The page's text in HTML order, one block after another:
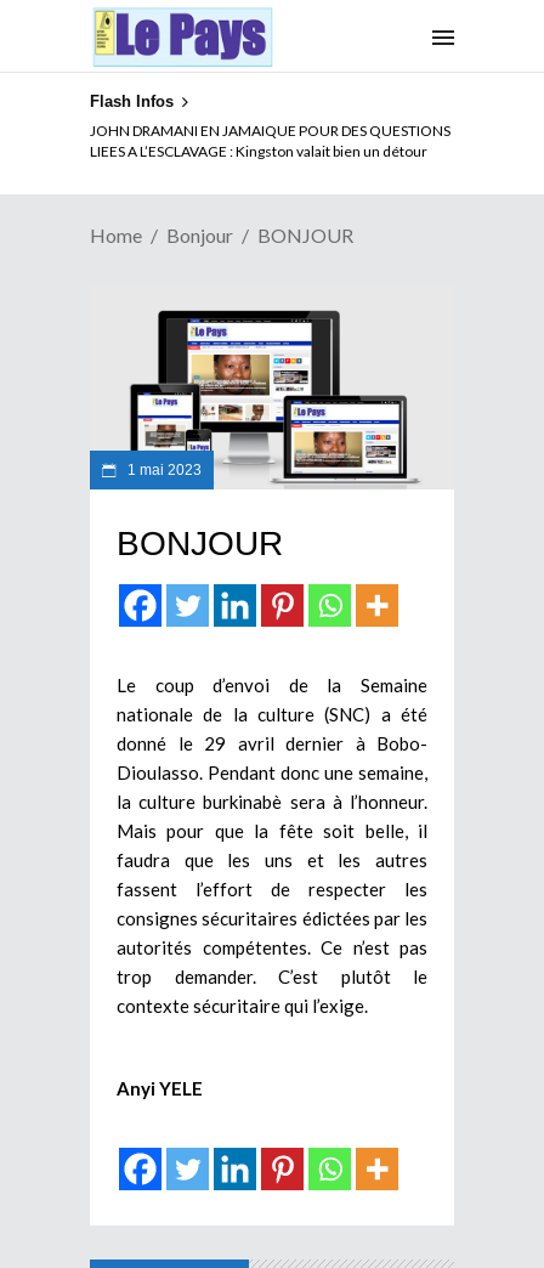
Flash Infos
JOHN DRAMANI EN JAMAIQUE POUR DES QUESTIONS
LIEES A L’ESCLAVAGE : Kingston valait bien un détour
Home Bonjour BONJOUR
1 mai 2023
BONJOUR
Le coup d’envoi de la Semaine
nationale de la culture (SNC) a été
donné le 29 avril dernier à Bobo-
Dioulasso. Pendant donc une semaine,
la culture burkinabè sera à l’honneur.
Mais pour que la fête soit belle, il
faudra que les uns et les autres
fassent l’effort de respecter les
consignes sécuritaires édictées par les
autorités compétentes. Ce n’est pas
trop demander. C’est plutôt le
contexte sécuritaire qui l’exige.
Anyi YELE